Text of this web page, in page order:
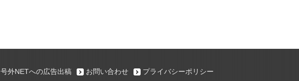
号外NETへの広告出稿 お問い合わせ
プライバシーポリシー